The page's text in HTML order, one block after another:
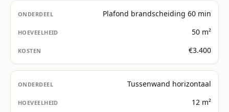
Plafond brandscheiding 60 min
50 m²
€3.400
Tussenwand horizontaal
12 m²